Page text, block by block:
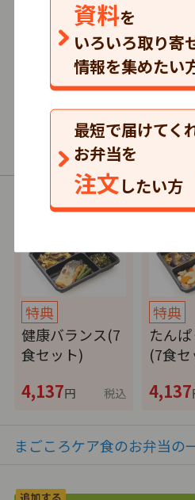
資料を
いろいろ取り寄
情報を集めたい
最短で届けてく
お弁当を
注文したい方
591円～/1食
まと
普通食・制限食
以下の商品（コース）が
特典
健康バランス(7
食セット)
4,137円 税込
特典
たん
(7食
4,137
まごころケア食のお弁当の